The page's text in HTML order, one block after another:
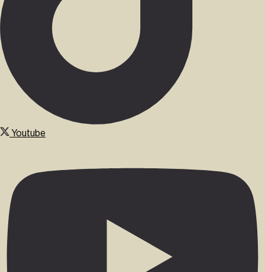
Youtube